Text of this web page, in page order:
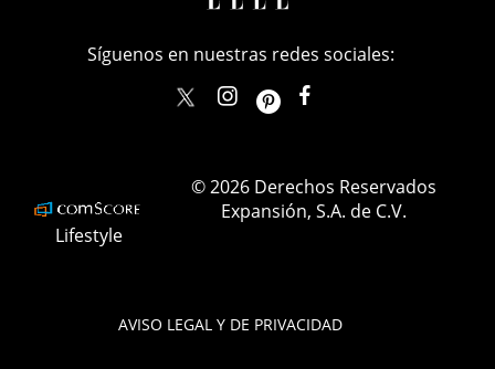
AVISO LEGAL Y DE PRIVACIDAD
Síguenos en nuestras redes sociales:
elle_mexicoellemexico
Lifestyle
© 2026 Derechos Reservados
Expansión, S.A. de C.V.